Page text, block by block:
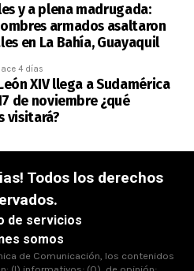
y a plena madrugada:
armados asaltaron
en La Bahía, Guayaquil
4 días
XIV llega a Sudamérica
de noviembre ¿qué
visitará?
Todos los derechos
de servicios
somos
de Comunicación, los contenidos